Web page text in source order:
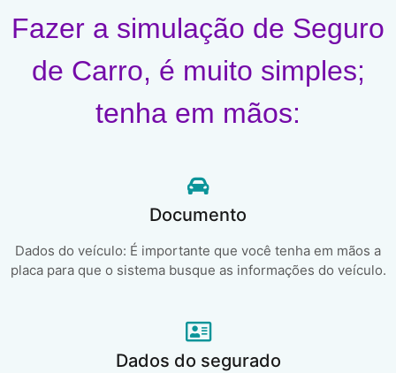
Fazer a simulação de Seguro
de Carro, é muito simples;
tenha em mãos:
Documento
Dados do veículo: É importante que você tenha em mãos a
placa para que o sistema busque as informações do veículo.
Dados do segurado